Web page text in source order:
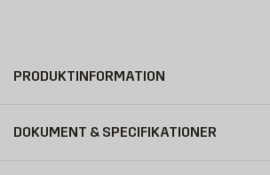
PRODUKTINFORMATION
DOKUMENT & SPECIFIKATIONER